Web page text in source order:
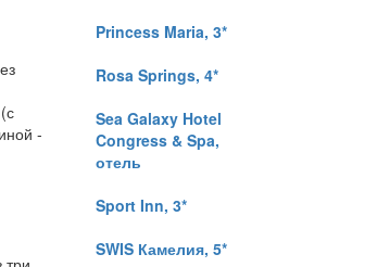
-
Princess Maria, 3*
Rosa Springs, 4*
Sea Galaxy Hotel
Congress & Spa,
отель
Sport Inn, 3*
SWIS Камелия, 5*